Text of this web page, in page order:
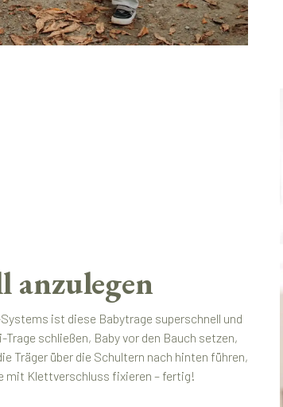
anzulegen
ist diese Babytrage superschnell und
schließen, Baby vor den Bauch setzen,
Träger über die Schultern nach hinten führen,
mit Klettverschluss fixieren – fertig!